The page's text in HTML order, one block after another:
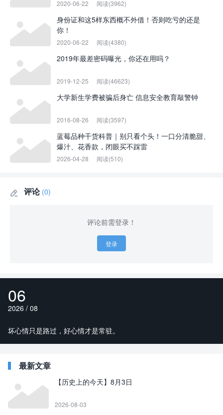
2020-06-22 阅读(3962)
身份证和这5样东西概不外借！否则吃亏的还是
你！
2020-06-22 阅读(4380)
2019年最差密码曝光，你还在用吗？
2019-12-25 阅读(46623)
大学新生学费被骗后身亡 信息安全教育敲警钟
2016-08-26 阅读(3597)
蓝莓品种干货科普｜别只看个头！一口分清脆甜、
爆汁、花香款，闭眼买不踩雷
2026-04-28 阅读(510)
 评论 (0)
评论前需登录！
登录
06
2026 / 08
坏心情只是路过，好心情才是常驻。
最新文章
【历史上的今天】8月3日
2026-08-03